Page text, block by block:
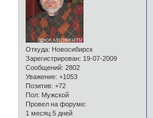
Откуда: Новосибирск
Зарегистрирован: 19-07-2009
Сообщений: 2802
Уважение: +1053
Позитив: +72
Пол: Мужской
Провел на форуме:
1 месяц 5 дней